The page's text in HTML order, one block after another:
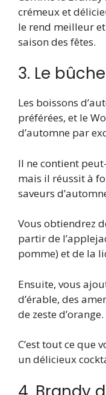
crémeux et
le rend meilleur
saison des fêtes.
3. Le
Les boissons
préférées, et le
d’automne par
Il ne contient
mais il réussit à
saveurs
Vous obtiendrez
partir de
pomme) et de la
Ensuite, vous
d’érable, des
de zeste d’orange.
C’est tout ce que
un délicieux